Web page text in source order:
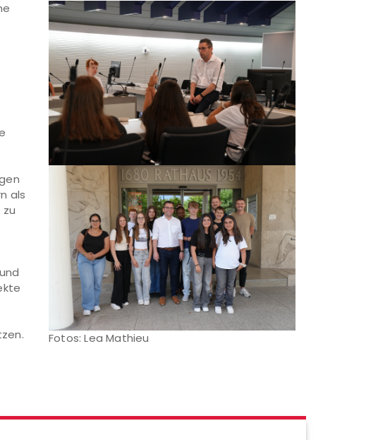
als
Fotos: Lea Mathieu